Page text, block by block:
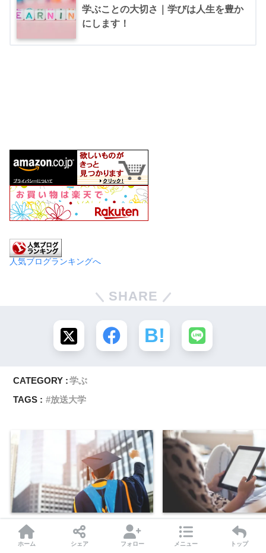
学ぶことの大切さ｜学びは人生を豊か
にします！
人気ブログランキングへ
SHARE
CATEGORY :学ぶ
TAGS :
放送大学
社会人の僕が放送大学を始めた理
由。入学して４年で卒業しました。
Amazon プライムリーデ
Amazonプライム会員な
ホーム シェア フォロー メニュー トップ